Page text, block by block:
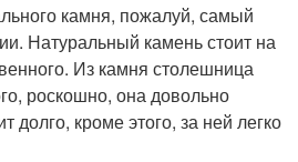
камня, пожалуй, самый
Натуральный камень стоит на
Из камня столешница
роскошно, она довольно
долго, кроме этого, за ней легко